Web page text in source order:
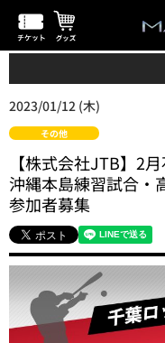
2023/01/12 (木)
その他
【株式会社JTB】2
沖縄本島練習試合・
参加者募集